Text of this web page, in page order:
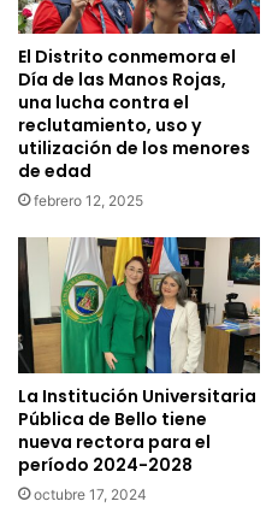
El Distrito conmemora el
Día de las Manos Rojas,
una lucha contra el
reclutamiento, uso y
utilización de los menores
de edad
febrero 12, 2025
La Institución Universitaria
Pública de Bello tiene
nueva rectora para el
período 2024-2028
octubre 17, 2024